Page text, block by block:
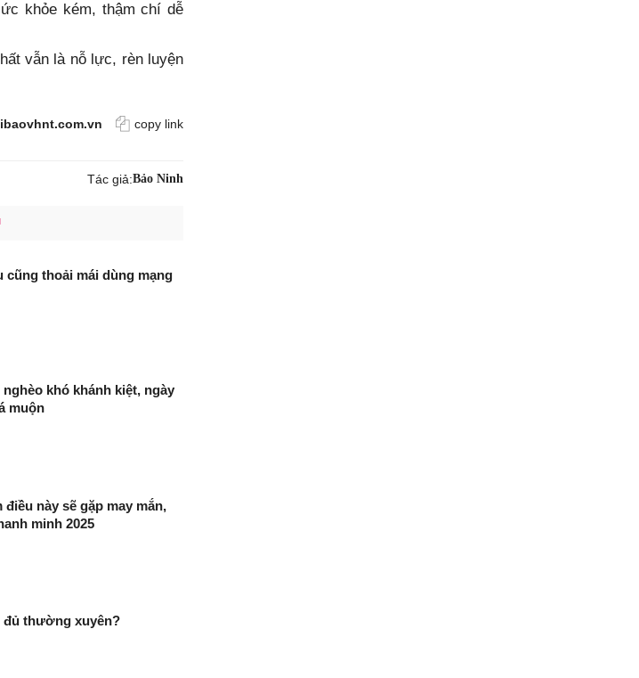
khỏe kém, thậm chí dễ
vẫn là nỗ lực, rèn luyện
copy link
Tác giả:Bảo Ninh
cũng thoải mái dùng mạng
khó khánh kiệt, ngày
muộn
này sẽ gặp may mắn,
minh 2025
đủ thường xuyên?